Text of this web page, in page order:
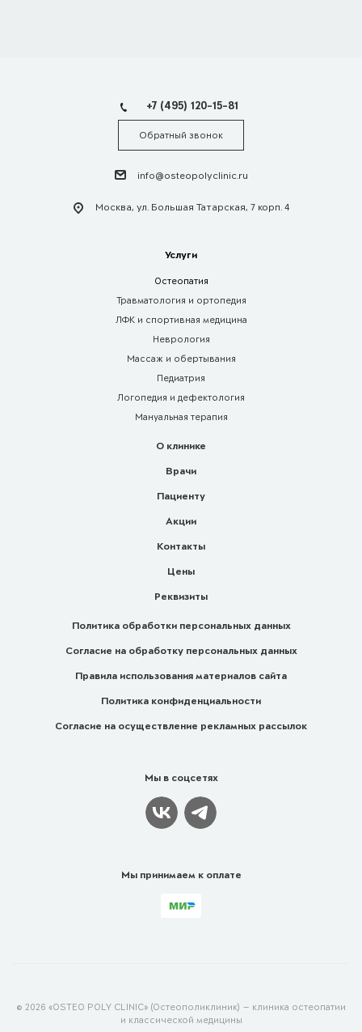
+7 (495) 120-15-81
Обратный звонок
info@osteopolyclinic.ru
Москва, ул. Большая Татарская, 7 корп. 4
Услуги
Остеопатия
Травматология и ортопедия
ЛФК и спортивная медицина
Неврология
Массаж и обертывания
Педиатрия
Логопедия и дефектология
Мануальная терапия
О клинике
Врачи
Пациенту
Акции
Контакты
Цены
Реквизиты
Политика обработки персональных данных
Согласие на обработку персональных данных
Правила использования материалов сайта
Политика конфиденциальности
Согласие на осуществление рекламных рассылок
Мы в соцсетях
Мы принимаем к оплате
© 2026 «OSTEO POLY CLINIC» (Остеополиклиник) — клиника остеопатии
и классической медицины